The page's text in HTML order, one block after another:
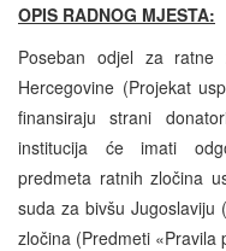
OPIS RADNOG MJESTA:
Poseban odjel za
Hercegovine (Projekat
finansiraju strani
institucija će imati
predmeta ratnih zločina
suda za bivšu Jugoslaviju
zločina (Predmeti «Pravila